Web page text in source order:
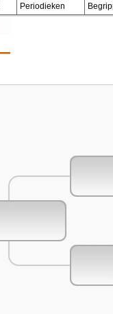
Periodieken